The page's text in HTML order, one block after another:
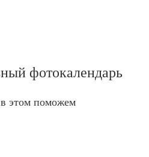
фотокалендарь
этом поможем